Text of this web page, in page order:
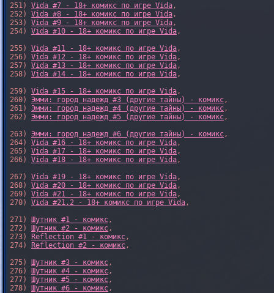
251) Vida #7 - 18+ комикс по игре Vida ,
252) Vida #8 - 18+ комикс по игре Vida ,
253) Vida #9 - 18+ комикс по игре Vida ,
254) Vida #10 - 18+ комикс по игре Vida ,
255) Vida #11 - 18+ комикс по игре Vida ,
256) Vida #12 - 18+ комикс по игре Vida ,
257) Vida #13 - 18+ комикс по игре Vida ,
258) Vida #14 - 18+ комикс по игре Vida ,
259) Vida #15 - 18+ комикс по игре Vida ,
260) Эмми: город надежд #3 (другие тайны) - комикс ,
261) Эмми: город надежд #4 (другие тайны) - комикс ,
262) Эмми: город надежд #5 (другие тайны) - комикс ,
263) Эмми: город надежд #6 (другие тайны) - комикс ,
264) Vida #16 - 18+ комикс по игре Vida ,
265) Vida #17 - 18+ комикс по игре Vida ,
266) Vida #18 - 18+ комикс по игре Vida ,
267) Vida #19 - 18+ комикс по игре Vida ,
268) Vida #20 - 18+ комикс по игре Vida ,
269) Vida #21 - 18+ комикс по игре Vida ,
270) Vida #21.2 - 18+ комикс по игре Vida ,
271) Шутник #1 - комикс ,
272) Шутник #2 - комикс ,
273) Reflection #1 - комикс ,
274) Reflection #2 - комикс ,
275) Шутник #3 - комикс ,
276) Шутник #4 - комикс ,
277) Шутник #5 - комикс ,
278) Шутник #6 - комикс ,